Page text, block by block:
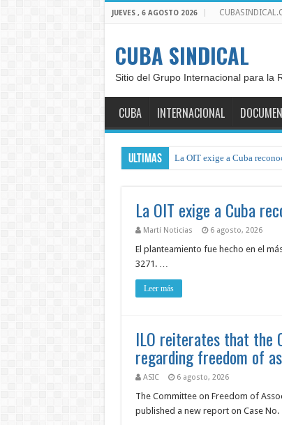
JUEVES , 6 AGOSTO 2026
CUBA SINDICAL
Sitio del Grupo Internacional para la
CUBA INTERNACIONAL
ULTIMAS La OIT exige a Cuba
La OIT exige a Cuba
Martí Noticias 6 agosto, 2026
El planteamiento fue hecho en el
3271. …
Leer más
ILO reiterates that the
regarding freedom of
ASIC 6 agosto, 2026
The Committee on Freedom of
published a new report on Case